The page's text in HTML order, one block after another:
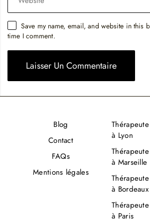
Save my name, email, and website in this
time I comment.
Blog
Contact
FAQs
Mentions légales
à Lyon
à Marseille
à Bordeaux
à Paris